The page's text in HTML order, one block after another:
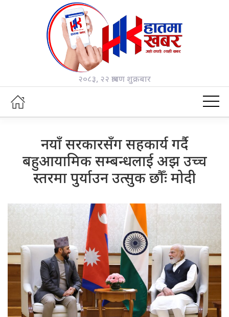
२०८३, २२ श्रावण शुक्रबार
नयाँ सरकारसँग सहकार्य गर्दै
बहुआयामिक सम्बन्धलाई अझ उच्च
स्तरमा पुर्याउन उत्सुक छौँः मोदी